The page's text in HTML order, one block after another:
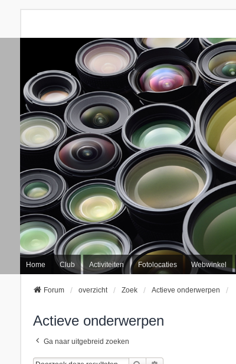
Home Club Activiteiten Fotolocaties Webwinkel
Forum overzicht Zoek Actieve onderwerpen
Actieve onderwerpen
Ga naar uitgebreid zoeken